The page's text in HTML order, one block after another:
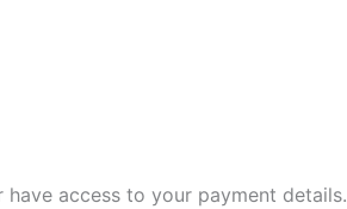
have access to your payment details.